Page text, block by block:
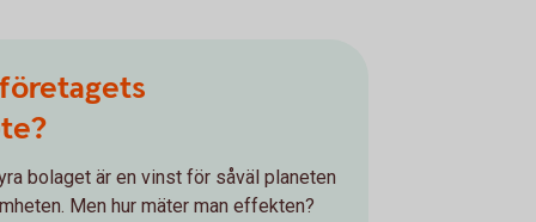
bolaget är en vinst för såväl planeten
Men hur mäter man effekten?